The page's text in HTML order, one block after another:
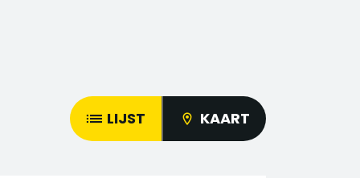
LIJST KAART